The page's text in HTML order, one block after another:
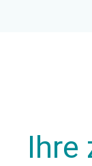
Ihre